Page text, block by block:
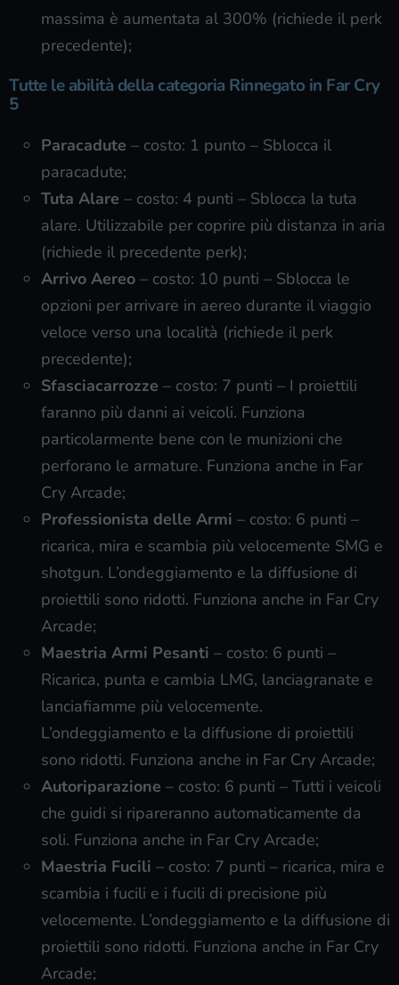
massima è aumentata al 300% (richiede il perk
precedente);
Tutte le abilità della categoria Rinnegato in Far Cry
5
Paracadute – costo: 1 punto – Sblocca il
paracadute;
Tuta Alare – costo: 4 punti – Sblocca la tuta
alare. Utilizzabile per coprire più distanza in aria
(richiede il precedente perk);
Arrivo Aereo – costo: 10 punti – Sblocca le
opzioni per arrivare in aereo durante il viaggio
veloce verso una località (richiede il perk
precedente);
Sfasciacarrozze – costo: 7 punti – I proiettili
faranno più danni ai veicoli. Funziona
particolarmente bene con le munizioni che
perforano le armature. Funziona anche in Far
Cry Arcade;
Professionista delle Armi – costo: 6 punti –
ricarica, mira e scambia più velocemente SMG e
shotgun. L’ondeggiamento e la diffusione di
proiettili sono ridotti. Funziona anche in Far Cry
Arcade;
Maestria Armi Pesanti – costo: 6 punti –
Ricarica, punta e cambia LMG, lanciagranate e
lanciafiamme più velocemente.
L’ondeggiamento e la diffusione di proiettili
sono ridotti. Funziona anche in Far Cry Arcade;
Autoriparazione – costo: 6 punti – Tutti i veicoli
che guidi si ripareranno automaticamente da
soli. Funziona anche in Far Cry Arcade;
Maestria Fucili – costo: 7 punti – ricarica, mira e
scambia i fucili e i fucili di precisione più
velocemente. L’ondeggiamento e la diffusione di
proiettili sono ridotti. Funziona anche in Far Cry
Arcade;